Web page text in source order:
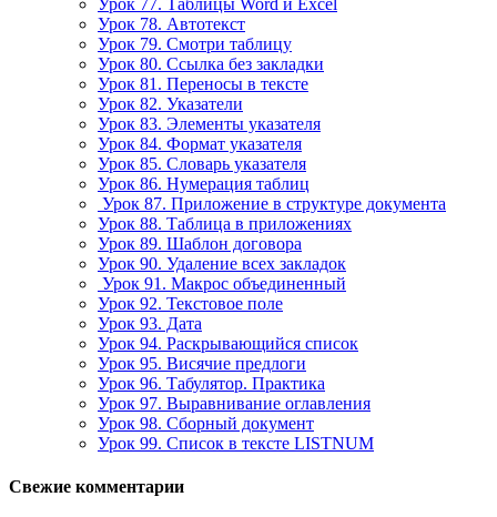
Урок 77. Таблицы Word и Excel
Урок 78. Автотекст
Урок 79. Смотри таблицу
Урок 80. Ссылка без закладки
Урок 81. Переносы в тексте
Урок 82. Указатели
Урок 83. Элементы указателя
Урок 84. Формат указателя
Урок 85. Словарь указателя
Урок 86. Нумерация таблиц
Урок 87. Приложение в структуре документа
Урок 88. Таблица в приложениях
Урок 89. Шаблон договора
Урок 90. Удаление всех закладок
Урок 91. Макрос объединенный
Урок 92. Текстовое поле
Урок 93. Дата
Урок 94. Раскрывающийся список
Урок 95. Висячие предлоги
Урок 96. Табулятор. Практика
Урок 97. Выравнивание оглавления
Урок 98. Сборный документ
Урок 99. Список в тексте LISTNUM
Свежие комментарии